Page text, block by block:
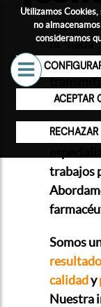
Utilizamos
no
consideramos
ACEPTAR
Nuestros
ni nada
padres
oficio
Somos
trabajos
Somos
calidady
Nuestra